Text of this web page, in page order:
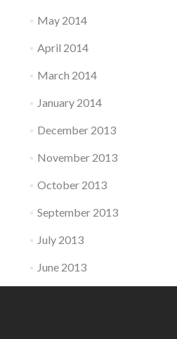
May 2014
April 2014
March 2014
January 2014
December 2013
November 2013
October 2013
September 2013
July 2013
June 2013